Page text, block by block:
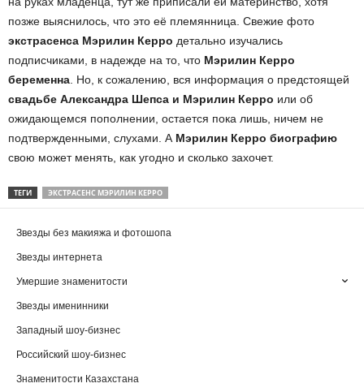
позже выяснилось, что это её племянница. Свежие фото
экстрасенса Мэрилин Керро детально изучались
подписчиками, в надежде на то, что Мэрилин Керро
беременна . Но, к сожалению, вся информация о предстоящей
свадьбе Александра Шепса и Мэрилин Керро или об
ожидающемся пополнении, остается пока лишь, ничем не
подтвержденными, слухами. А Мэрилин Керро биографию
свою может менять, как угодно и сколько захочет.
ТЕГИ ЭКСТРАСЕНС МЭРИЛИН КЕРРО
Звезды без макияжа и фотошопа
Звезды интернета
Умершие знаменитости
Звезды именинники
Западный шоу-бизнес
Российский шоу-бизнес
Знаменитости Казахстана